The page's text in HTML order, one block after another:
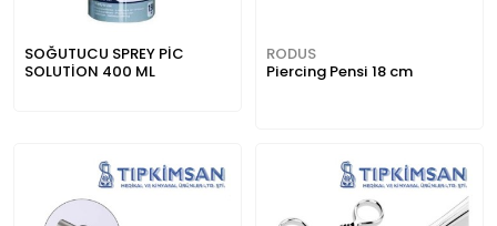
SOĞUTUCU SPREY PİC
SOLUTİON 400 ML
RODUS
Piercing Pensi 18 cm